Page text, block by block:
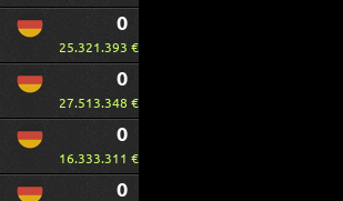
0
25.321.393 €
0
27.513.348 €
0
16.333.311 €
0